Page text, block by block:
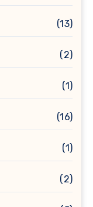
(13)
(2)
(1)
(16)
(1)
(2)